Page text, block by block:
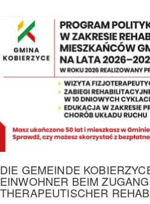
DIE GEMEINDE
EINWOHNER BEIM
THERAPEUTISCHER